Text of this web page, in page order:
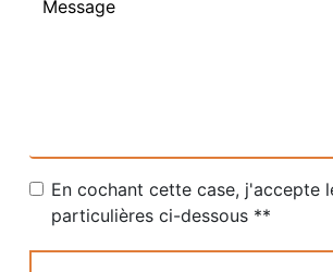
En cochant cette case, j'accepte
particulières ci-dessous **